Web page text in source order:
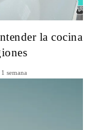
la cocina
semana